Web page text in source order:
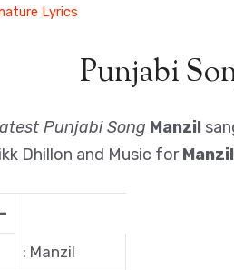
Lyrics
Punjabi
Punjabi Song Manzil
Dhillon and Music forManzil
–
: Manzil